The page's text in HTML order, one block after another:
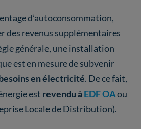
d’autoconsommation,
des revenus supplémentaires
générale, une installation
est en mesure de subvenir
en électricité. De ce fait,
est revendu àEDF OAou
Locale de Distribution).